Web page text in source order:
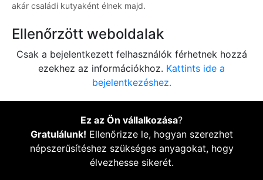
akár családi kutyaként élnek majd.
Ellenőrzött weboldalak
Csak a bejelentkezett felhasználók férhetnek hozzá
ezekhez az információkhoz. Kattints ide a
bejelentkezéshez.
Ez az Ön vállalkozása?
Gratulálunk! Ellenőrizze le, hogyan szerezhet
népszerűsítéshez szükséges anyagokat, hogy
élvezhesse sikerét.